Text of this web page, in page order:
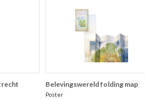
Belevingswereld folding map
Poster